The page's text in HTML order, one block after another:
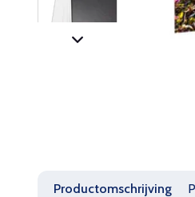
Productomschrijving